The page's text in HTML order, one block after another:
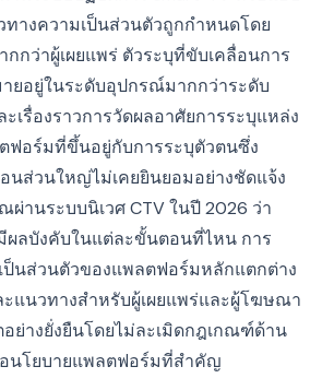
างความเป็นส่วนตัวถูกกำหนดโดย
กว่าผู้เผยแพร่ ตัวระบุที่ขับเคลื่อนการ
ยอยู่ในระดับอุปกรณ์มากกว่าระดับ
ะเรื่องราวการวัดผลอาศัยการระบุแหล่ง
ฟอร์มที่ขึ้นอยู่กับการระบุตัวตนซึ่ง
นส่วนใหญ่ไม่เคยยินยอมอย่างชัดแจ้ง
านระบบนิเวศ CTV ในปี 2026 ว่า
ผลบังคับในแต่ละขั้นตอนที่ไหน การ
นส่วนตัวของแพลตฟอร์มหลักแตกต่าง
ะแนวทางสำหรับผู้เผยแพร่และผู้โฆษณา
อย่างยั่งยืนโดยไม่ละเมิดกฎเกณฑ์ด้าน
นโยบายแพลตฟอร์มที่สำคัญ